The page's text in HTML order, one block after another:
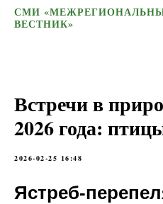
СМИ
ВЕСТНИК»
Встречи в
2026 года:
2026-02-25 16:48
Ястреб-